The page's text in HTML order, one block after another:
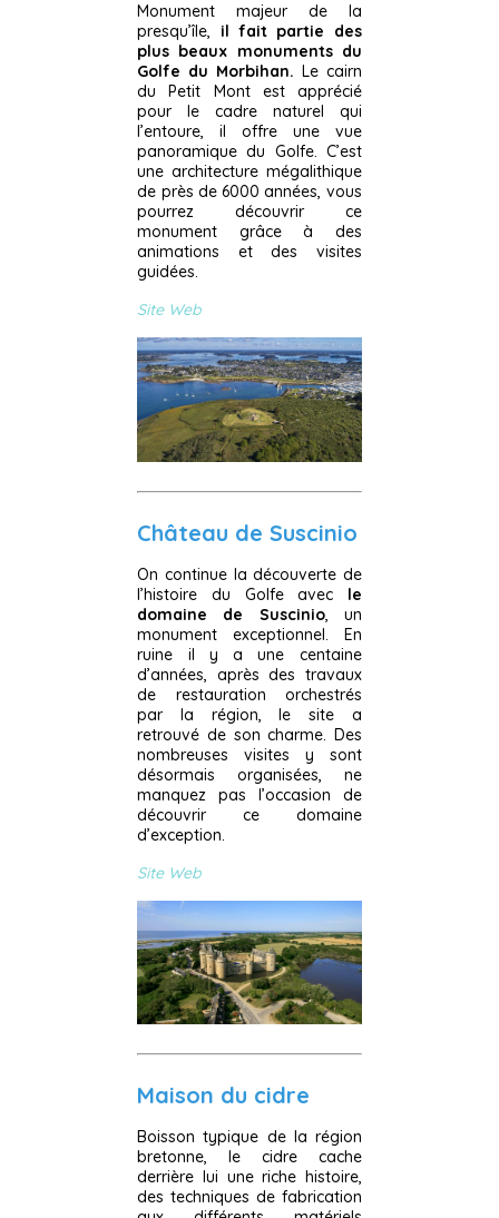
Monument majeur de la
presqu’île, il fait partie des
plus beaux monuments du
Golfe du Morbihan. Le cairn
du Petit Mont est apprécié
pour le cadre naturel qui
l’entoure, il offre une vue
panoramique du Golfe. C’est
une architecture mégalithique
de près de 6000 années, vous
pourrez découvrir ce
monument grâce à des
animations et des visites
guidées.
Site Web
Château de Suscinio
On continue la découverte de
l’histoire du Golfe avec le
domaine de Suscinio, un
monument exceptionnel. En
ruine il y a une centaine
d’années, après des travaux
de restauration orchestrés
par la région, le site a
retrouvé de son charme. Des
nombreuses visites y sont
désormais organisées, ne
manquez pas l’occasion de
découvrir ce domaine
d’exception.
Site Web
Maison du cidre
Boisson typique de la région
bretonne, le cidre cache
derrière lui une riche histoire,
des techniques de fabrication